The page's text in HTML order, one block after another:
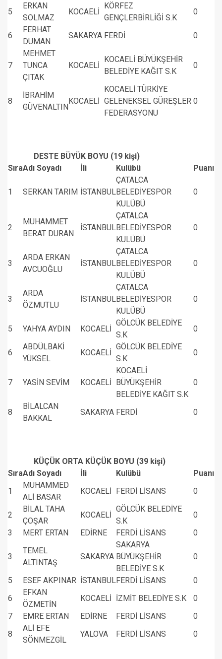
5
ERKAN
SOLMAZ
KOCAELİ
KÖRFEZ
GENÇLERBİRLİĞİ S.K
0
6
FERHAT
DUMAN
SAKARYA FERDİ 0
7
MEHMET
TUNCA
ÇITAK
KOCAELİ
KOCAELİ BÜYÜKŞEHİR
BELEDİYE KAĞIT S.K
0
8
İBRAHİM
GÜVENALTIN
KOCAELİ
KOCAELİ TÜRKİYE
GELENEKSEL GÜREŞLER
FEDERASYONU
0
DESTE BÜYÜK BOYU (19 kişi)
SıraAdı Soyadı İli Kulübü Puanı
1 SERKAN TARIM İSTANBUL
ÇATALCA
BELEDİYESPOR
KULÜBÜ
0
2
MUHAMMET
BERAT DURAN
İSTANBUL
ÇATALCA
BELEDİYESPOR
KULÜBÜ
0
3
ARDA ERKAN
AVCUOĞLU
İSTANBUL
ÇATALCA
BELEDİYESPOR
KULÜBÜ
0
3
ARDA
ÖZMUTLU
İSTANBUL
ÇATALCA
BELEDİYESPOR
KULÜBÜ
0
5 YAHYA AYDIN KOCAELİ
GÖLCÜK BELEDİYE
S.K
0
6
ABDÜLBAKİ
YÜKSEL
KOCAELİ
GÖLCÜK BELEDİYE
S.K
0
7 YASİN SEVİM KOCAELİ
KOCAELİ
BÜYÜKŞEHİR
BELEDİYE KAĞIT S.K
0
8
BİLALCAN
BAKKAL
SAKARYA FERDİ 0
KÜÇÜK ORTA KÜÇÜK BOYU (39 kişi)
SıraAdı Soyadı İli Kulübü
Puanı
1
MUHAMMED
ALİ BASAR
KOCAELİ FERDİ LİSANS 0
2
BİLAL TAHA
ÇOŞAR
KOCAELİ
GÖLCÜK BELEDİYE
S.K
0
3
MERT ERTAN EDİRNE FERDİ LİSANS 0
3
TEMEL
ALTINTAŞ
SAKARYA
SAKARYA
BÜYÜKŞEHİR
BELEDİYE S.K
0
5 ESEF AKPINAR İSTANBULFERDİ LİSANS
0
6
EFKAN
ÖZMETİN
KOCAELİ İZMİT BELEDİYE S.K
0
7
EMRE ERTAN EDİRNE FERDİ LİSANS
0
8
ALİ EFE
SÖNMEZGİL
YALOVA FERDİ LİSANS 0